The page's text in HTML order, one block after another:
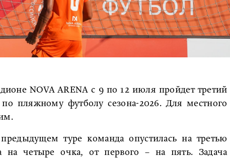
NOVA ARENA с 9 по 12 июля пройдет третий
пляжному футболу сезона-2026. Для местного
туре команда опустилась на третью
на четыре очка, от первого – на пять. Задача